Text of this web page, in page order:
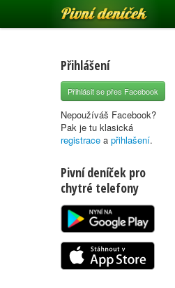
Pivní deníček
Přihlášení
Přihlásit se přes Facebook
Nepoužíváš Facebook?
Pak je tu klasická
registrace a přihlašení.
Pivní deníček pro
chytré telefony